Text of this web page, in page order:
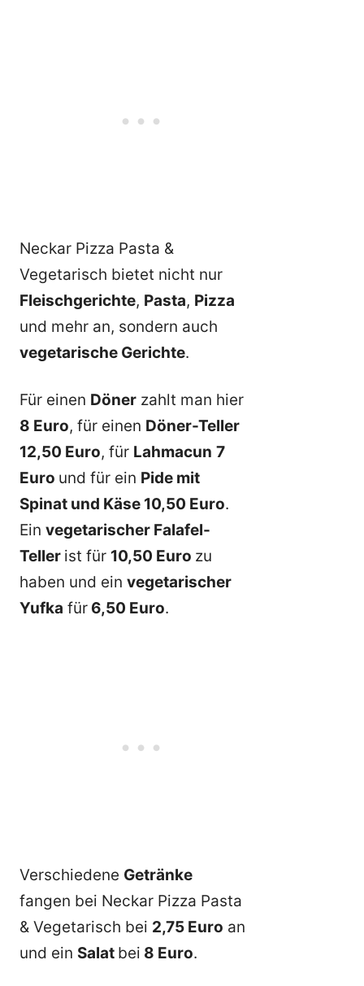
Neckar Pizza Pasta &
Vegetarisch bietet nicht nur
Fleischgerichte, Pasta, Pizza
und mehr an, sondern auch
vegetarische Gerichte.
Für einen Döner zahlt man hier
8 Euro, für einen Döner-Teller
12,50 Euro, für Lahmacun 7
Euro und für ein Pide mit
Spinat und Käse 10,50 Euro.
Ein vegetarischer Falafel-
Teller ist für 10,50 Euro zu
haben und ein vegetarischer
Yufka für 6,50 Euro.
Verschiedene Getränke
fangen bei Neckar Pizza Pasta
& Vegetarisch bei 2,75 Euro an
und ein Salat bei 8 Euro.